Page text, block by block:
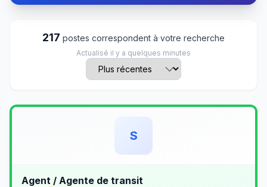
217 postes correspondent à votre recherche
Actualisé il y a quelques minutes
S
Agent / Agente de transit